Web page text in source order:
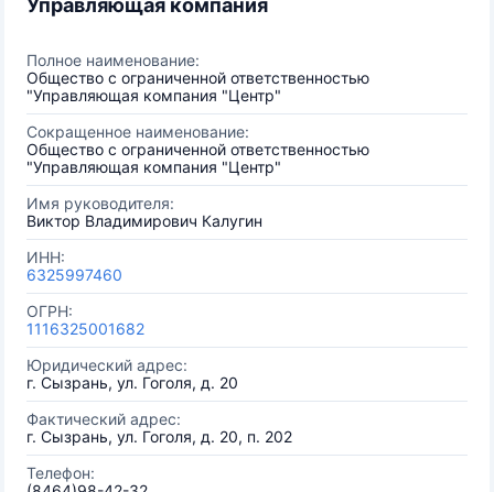
Управляющая компания
Полное наименование:
Общество с ограниченной ответственностью
"Управляющая компания "Центр"
Сокращенное наименование:
Общество с ограниченной ответственностью
"Управляющая компания "Центр"
Имя руководителя:
Виктор Владимирович Калугин
ИНН:
6325997460
ОГРН:
1116325001682
Юридический адрес:
г. Сызрань, ул. Гоголя, д. 20
Фактический адрес:
г. Сызрань, ул. Гоголя, д. 20, п. 202
Телефон: